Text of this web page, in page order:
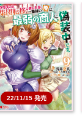
22/11/15 発売